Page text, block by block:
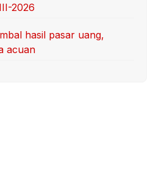
2026
hasil pasar uang,
acuan